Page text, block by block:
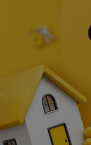
– асимметрия
– распределение
– скрытая
– юридические
данных и лидов
– оценка реального
– проверка